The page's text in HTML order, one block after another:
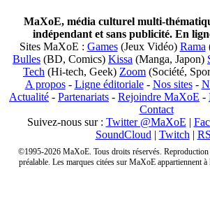
MaXoE, média culturel multi-
indépendant et sans publicité. En
Sites MaXoE : Games(Jeux Vidéo) Rama
Bulles (BD, Comics) Kissa (Manga, Japon)
Tech (Hi-tech, Geek) Zoom (Société,
A propos- Ligne éditoriale- Nos sites-
Actualité - Partenariats - Rejoindre MaXoE -
Contact
Suivez-nous sur : Twitter @MaXoE |
SoundCloud | Twitch |
©1995-2026 MaXoE. Tous droits réservés. Reproduction
préalable. Les marques citées sur MaXoE appartiennent